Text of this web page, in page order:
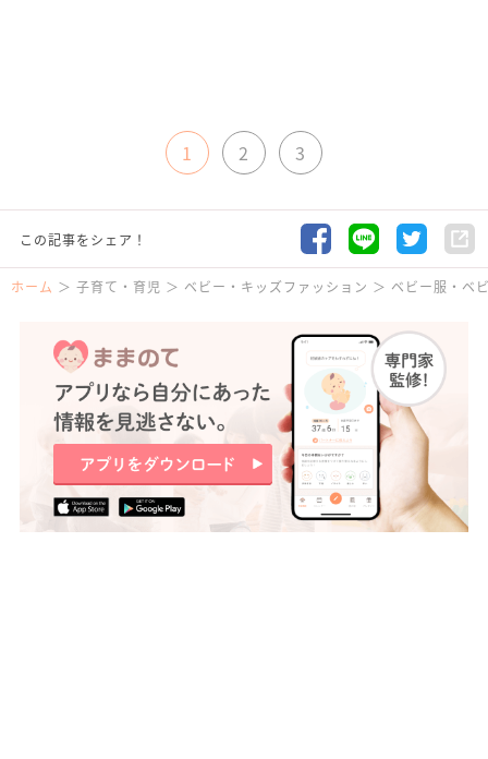
1 2 3
この記事をシェア！
ホーム 子育て・育児 ベビー・キッズファッション ベビー服・ベ